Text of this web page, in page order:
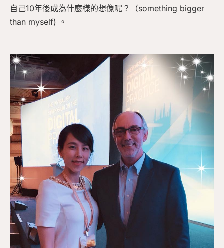
自己10年後成為什麼樣的想像呢？（something bigger
than myself) 。